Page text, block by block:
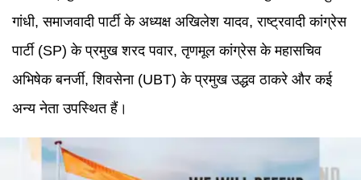
गांधी, समाजवादी पार्टी के अध्यक्ष अखिलेश यादव, राष्ट्रवादी कांग्रेस
पार्टी (SP) के प्रमुख शरद पवार, तृणमूल कांग्रेस के महासचिव
अभिषेक बनर्जी, शिवसेना (UBT) के प्रमुख उद्धव ठाकरे और कई
अन्य नेता उपस्थित हैं।